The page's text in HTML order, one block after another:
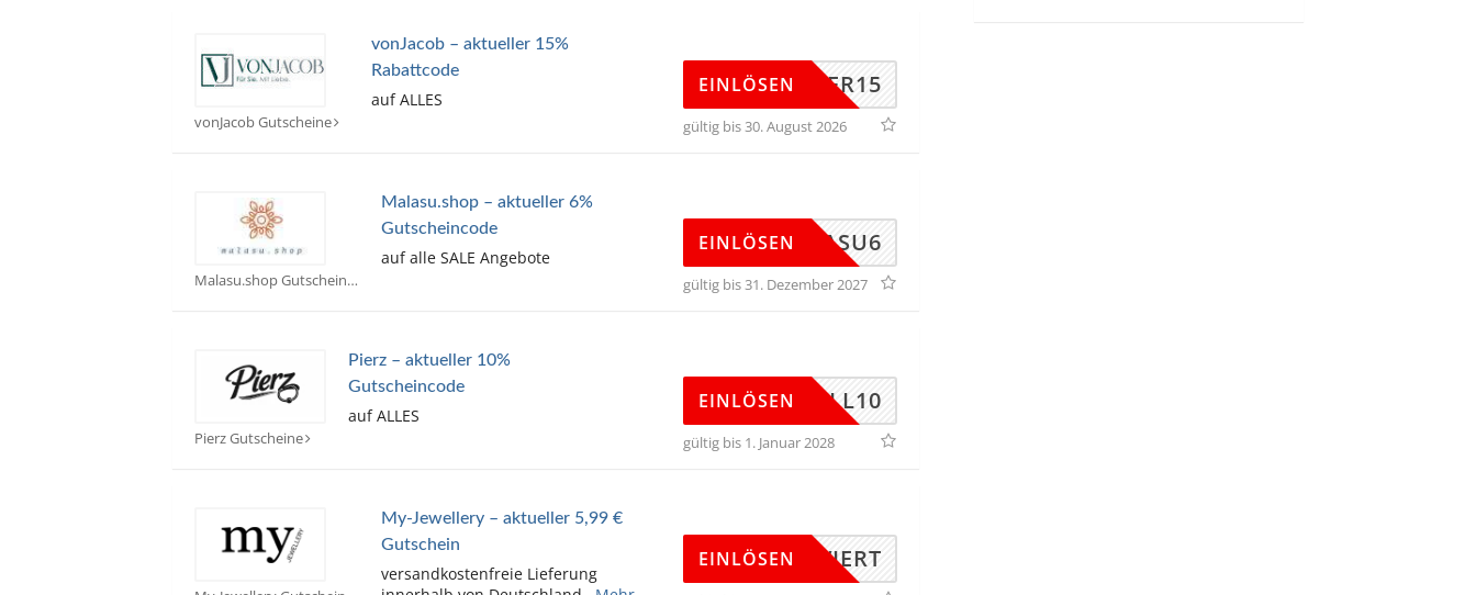
vonJacob Gutscheine
vonJacob – aktueller 15%
Rabattcode
auf ALLES
SUMMER15
EINLÖSEN
gültig bis 30. August 2026
Malasu.shop Gutscheine
Malasu.shop – aktueller 6%
Gutscheincode
auf alle SALE Angebote
MALASU6
EINLÖSEN
gültig bis 31. Dezember 2027
Pierz Gutscheine
Pierz – aktueller 10%
Gutscheincode
auf ALLES
ADCELL10
EINLÖSEN
gültig bis 1. Januar 2028
My-Jewellery – aktueller 5,99 €
Gutschein
versandkostenfreie Lieferung
KTIVIERT
EINLÖSEN